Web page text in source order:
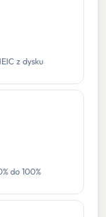
z dysku
do 100%